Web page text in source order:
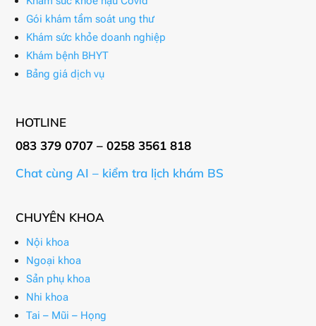
Gói khám tầm soát ung thư
Khám sức khỏe doanh nghiệp
Khám bệnh BHYT
Bảng giá dịch vụ
HOTLINE
083 379 0707 – 0258 3561 818
Chat cùng AI – kiểm tra lịch khám BS
CHUYÊN KHOA
Nội khoa
Ngoại khoa
Sản phụ khoa
Nhi khoa
Tai – Mũi – Họng